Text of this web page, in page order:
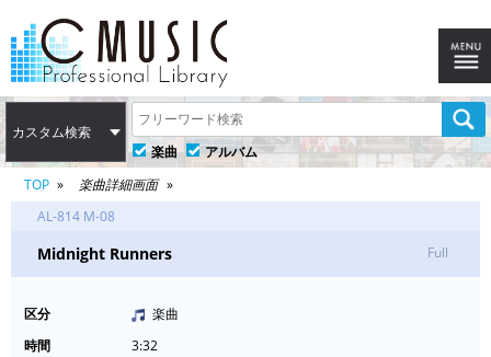
カスタム検索
楽曲
アルバム
TOP
楽曲詳細画面
AL-814 M-08
Midnight Runners Full
区分
楽曲
時間
3:32